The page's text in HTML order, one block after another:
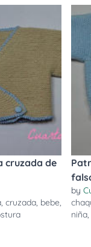
cruzada de
, cruzada, bebe,
by
niña,